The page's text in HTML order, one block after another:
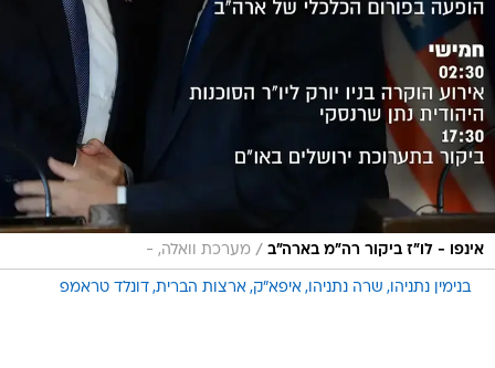
אינפו - לו"ז ביקור רה"מ בארה"ב / מערכת וואלה, -
בנימין נתניהו שרה נתניהו איפא"ק ארצות הברית דונלד טראמפ